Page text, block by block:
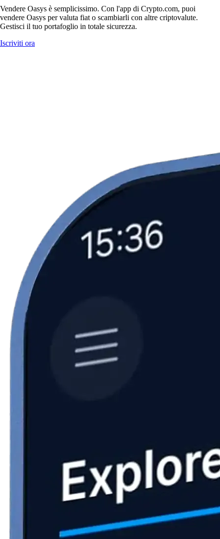
Vendere Oasys è semplicissimo. Con l'app di Crypto.com, puoi
vendere Oasys per valuta fiat o scambiarli con altre criptovalute.
Gestisci il tuo portafoglio in totale sicurezza.
Iscriviti ora